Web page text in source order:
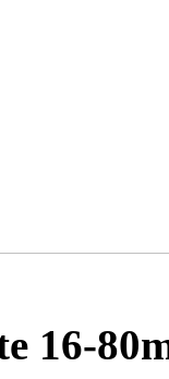
16-